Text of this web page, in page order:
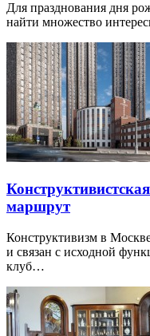
Для празднования дня
найти множество
маршрут
Конструктивизм в
и связан с исходной
клуб…